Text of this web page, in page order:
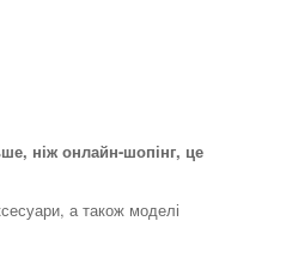
7089 грн.
ніж онлайн-шопінг, це
а також моделі